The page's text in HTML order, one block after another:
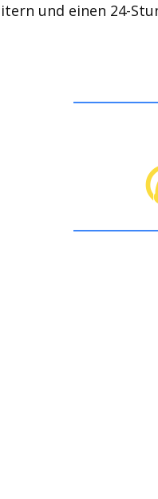
und einen 24-